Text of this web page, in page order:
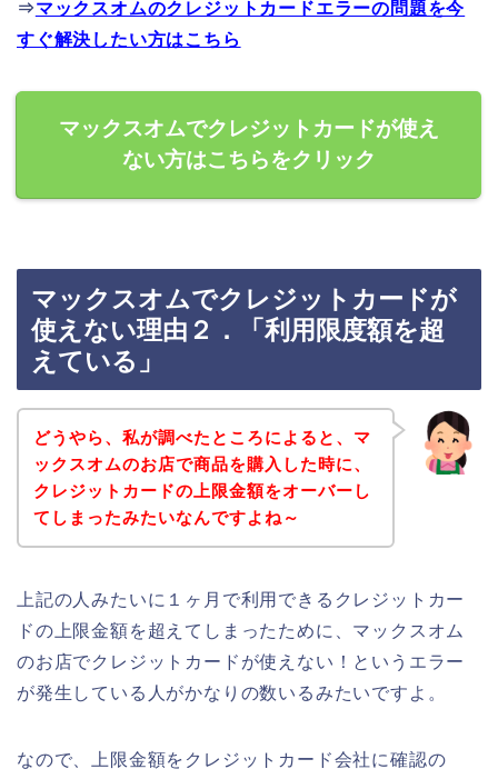
⇒マックスオムのクレジットカードエラーの問題を今
すぐ解決したい方はこちら
マックスオムでクレジットカードが使え
ない方はこちらをクリック
マックスオムでクレジットカードが
使えない理由２．「利用限度額を超
えている」
どうやら、私が調べたところによると、マ
ックスオムのお店で商品を購入した時に、
クレジットカードの上限金額をオーバーし
てしまったみたいなんですよね～
上記の人みたいに１ヶ月で利用できるクレジットカー
ドの上限金額を超えてしまったために、マックスオム
のお店でクレジットカードが使えない！というエラー
が発生している人がかなりの数いるみたいですよ。
なので、上限金額をクレジットカード会社に確認の